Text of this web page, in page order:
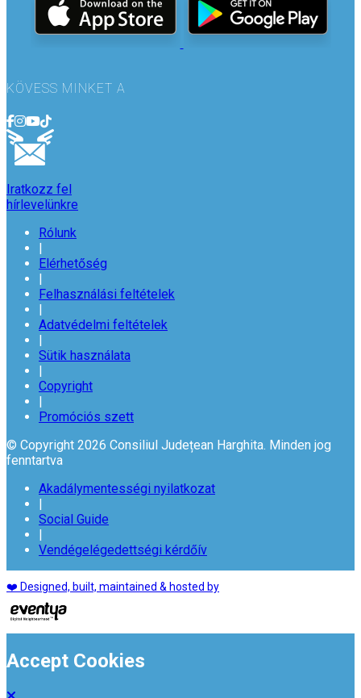
KÖVESS MINKET A
Iratkozz fel
hírlevelünkre
Rólunk
|
Elérhetőség
|
Felhasználási feltételek
|
Adatvédelmi feltételek
|
Sütik használata
|
Copyright
|
Promóciós szett
© Copyright 2026 Consiliul Județean Harghita. Minden jog
fenntartva
Akadálymentességi nyilatkozat
|
Social Guide
|
Vendégelégedettségi kérdőív
❤️ Designed, built, maintained & hosted by
Accept Cookies